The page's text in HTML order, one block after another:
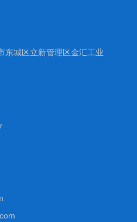
东城区立新管理区金汇工业